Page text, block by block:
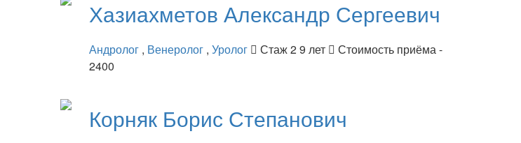
Хазиахметов Александр Сергеевич
Андролог , Венеролог , Уролог Стаж 2 9 лет
Стоимость приёма -
2400
Корняк Борис Степанович